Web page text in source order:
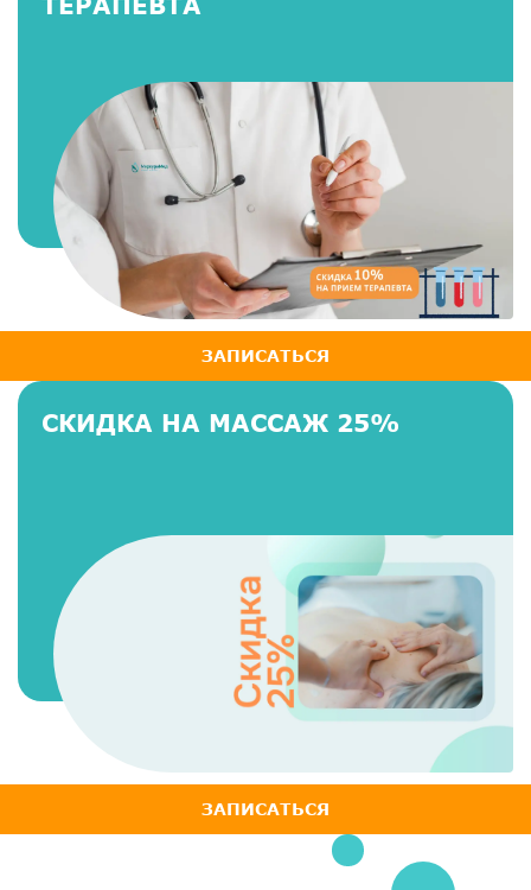
ЗАПИСАТЬСЯ
СКИДКА НА МАССАЖ 25%
ЗАПИСАТЬСЯ